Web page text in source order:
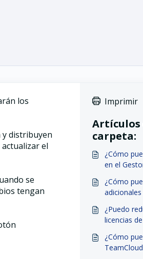
los
y distribuyen
el
se
tengan
Imprimir
Artículos
carpeta:
¿Cómo
en el
¿Cómo
¿Puedo
licencias
¿Cómo